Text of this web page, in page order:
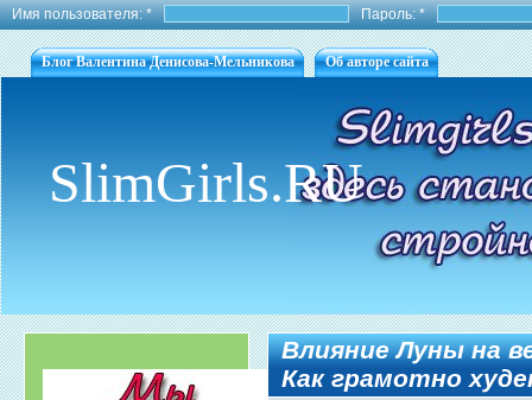
Имя пользователя:* Пароль:*
Блог Валентина Денисова-Мельникова Об авторе сайта
SlimGirls.RU
Влияние Луны на
Как грамотно